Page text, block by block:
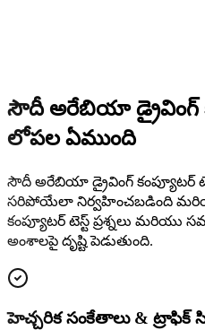
సౌదీ అరేబియా డ్రైవింగ్
లోపల ఏముంది
సౌదీ అరేబియా డ్రైవింగ్ కంప్యూటర్
సరిపోయేలా నిర్వహించబడింది
కంప్యూటర్ టెస్ట్ ప్రశ్నలు
అంశాలపై దృష్టి పెడుతుంది.
హెచ్చరిక సంకేతాలు & ట్రాఫిక్